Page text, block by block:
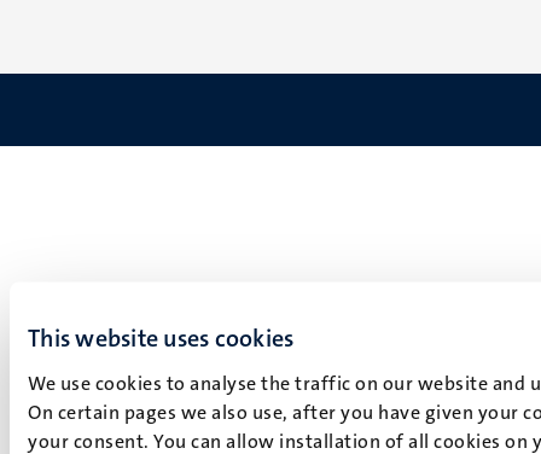
This website uses cookies
We use cookies to analyse the traffic on our website
On certain pages we also use, after you have given your
your consent. You can allow installation of all cookies